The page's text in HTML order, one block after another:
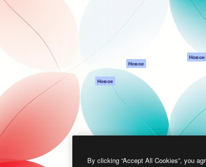
Генератор голоса
Стоковый контент
MCP для
Claude/ChatGPT
Новое
Агенты Новое
API
Мобильное
приложение
Все инструменты
Magnific
Условия и
положения
Политика
Новое
Центр доверия
Партнеры
Предприятие
By clicking “Accept All Cookies”, you